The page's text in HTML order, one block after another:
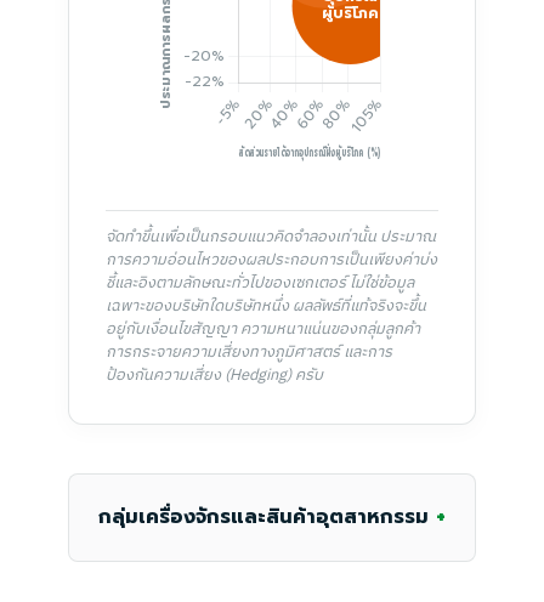
จัดทำขึ้นเพื่อเป็นกรอบแนวคิดจำลองเท่านั้น ประมาณ
การความอ่อนไหวของผลประกอบการเป็นเพียงค่าบ่ง
ชี้และอิงตามลักษณะทั่วไปของเซกเตอร์ ไม่ใช่ข้อมูล
เฉพาะของบริษัทใดบริษัทหนึ่ง ผลลัพธ์ที่แท้จริงจะขึ้น
อยู่กับเงื่อนไขสัญญา ความหนาแน่นของกลุ่มลูกค้า
การกระจายความเสี่ยงทางภูมิศาสตร์ และการ
ป้องกันความเสี่ยง (Hedging) ครับ
กลุ่มเครื่องจักรและสินค้าอุตสาหกรรม +